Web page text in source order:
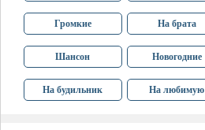
Громкие На брата
Шансон Новогодние
На будильник На любимую